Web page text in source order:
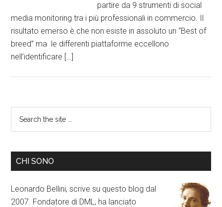
partire da 9 strumenti di social
media monitoring tra i più professionali in commercio. Il
risultato emerso è che non esiste in assoluto un “Best of
breed” ma le differenti piattaforme eccellono
nell’identificare […]
CHI SONO
Leonardo Bellini, scrive su questo blog dal
2007. Fondatore di DML, ha lanciato